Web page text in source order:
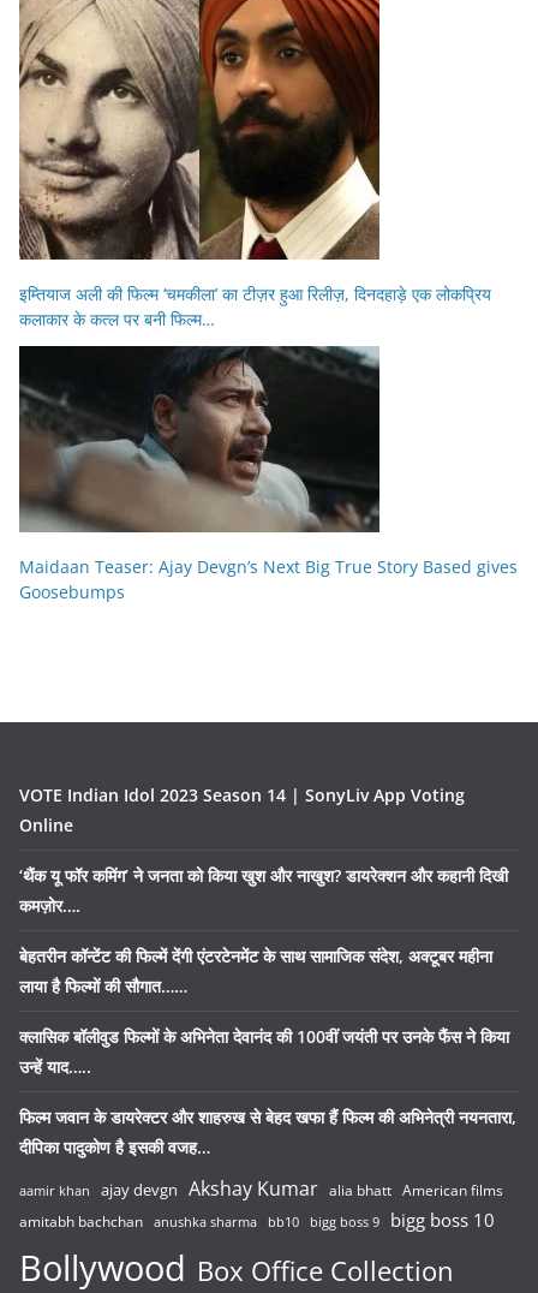
इम्तियाज अली की फिल्म ‘चमकीला’ का टीज़र हुआ रिलीज़, दिनदहाड़े एक लोकप्रिय
कलाकार के कत्ल पर बनी फिल्म…
Maidaan Teaser: Ajay Devgn’s Next Big True Story Based gives
Goosebumps
VOTE Indian Idol 2023 Season 14 | SonyLiv App Voting
Online
‘थैंक यू फॉर कमिंग’ ने जनता को किया खुश और नाखुश? डायरेक्शन और कहानी दिखी
कमज़ोर….
बेहतरीन कॉन्टेंट की फिल्में देंगी एंटरटेनमेंट के साथ सामाजिक संदेश, अक्टूबर महीना
लाया है फिल्मों की सौगात……
क्लासिक बॉलीवुड फिल्मों के अभिनेता देवानंद की 100वीं जयंती पर उनके फैंस ने किया
उन्हें याद…..
फिल्म जवान के डायरेक्टर और शाहरुख से बेहद खफा हैं फिल्म की अभिनेत्री नयनतारा,
दीपिका पादुकोण है इसकी वजह…
aamir khan ajay devgn Akshay Kumar alia bhatt American films
amitabh bachchan anushka sharma bb10 bigg boss 9 bigg boss 10
Bollywood Box Office Collection